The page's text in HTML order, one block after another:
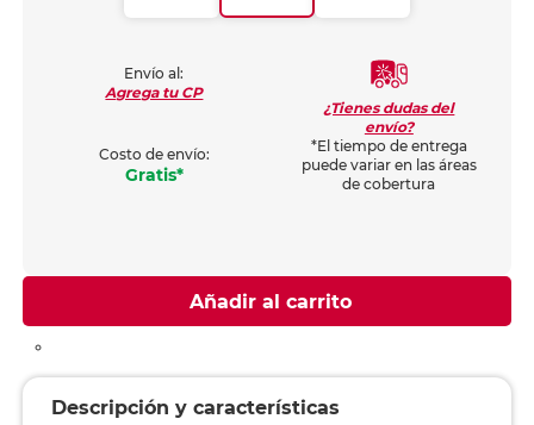
Envío al:
Agrega tu CP
Costo de envío:
Gratis*
¿Tienes dudas del
envío?
*El tiempo de entrega
puede variar en las áreas
de cobertura
Añadir al carrito
Descripción y características